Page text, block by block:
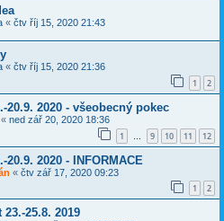
« čtv říj 15, 2020 21:43
« čtv říj 15, 2020 21:36
1 2
20.9. 2020 - všeobecný pokec
« ned zář 20, 2020 18:36
1 … 9 10 11 12
2020 - INFORMACE
« čtv zář 17, 2020 09:23
1 2
25.8. 2019